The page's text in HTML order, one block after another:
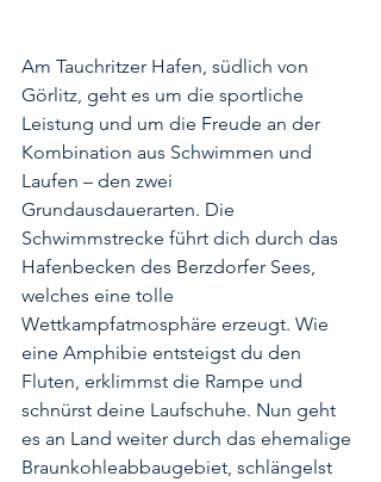
Am Tauchritzer Hafen, südlich von
Görlitz, geht es um die sportliche
Leistung und um die Freude an der
Kombination aus Schwimmen und
Laufen – den zwei
Grundausdauerarten. Die
Schwimmstrecke führt dich durch das
Hafenbecken des Berzdorfer Sees,
welches eine tolle
Wettkampfatmosphäre erzeugt. Wie
eine Amphibie entsteigst du den
Fluten, erklimmst die Rampe und
schnürst deine Laufschuhe. Nun geht
es an Land weiter durch das ehemalige
Braunkohleabbaugebiet, schlängelst